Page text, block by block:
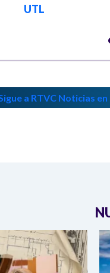
UTL
a RTVC Noticias